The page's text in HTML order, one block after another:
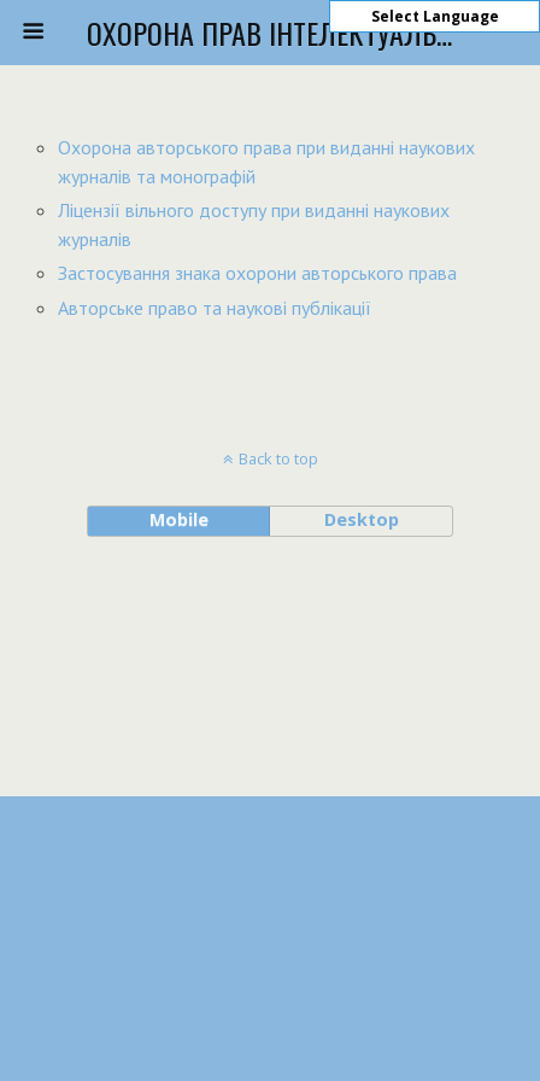
ОХОРОНА ПРАВ ІНТЕЛЕКТУАЛЬНОЇ ВЛАСНОСТІ
Охорона авторського права при виданні наукових
журналів та монографій
Ліцензії вільного доступу при виданні наукових
журналів
Застосування знака охорони авторського права
Авторське право та наукові публікації
Back to top
Mobile Desktop
Select Language